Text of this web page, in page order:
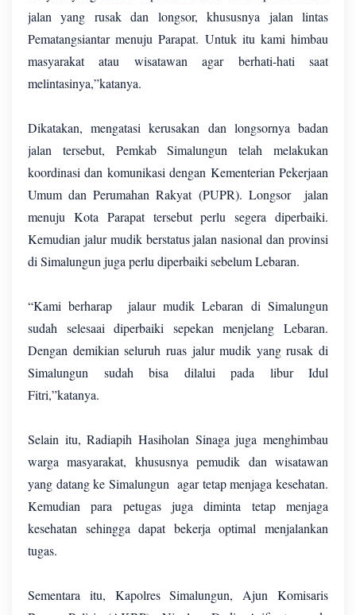
jalan yang rusak dan longsor, khususnya jalan lintas
Pematangsiantar menuju Parapat. Untuk itu kami himbau
masyarakat atau wisatawan agar berhati-hati saat
melintasinya,”katanya.
Dikatakan, mengatasi kerusakan dan longsornya badan
jalan tersebut, Pemkab Simalungun telah melakukan
koordinasi dan komunikasi dengan Kementerian Pekerjaan
Umum dan Perumahan Rakyat (PUPR). Longsor jalan
menuju Kota Parapat tersebut perlu segera diperbaiki.
Kemudian jalur mudik berstatus jalan nasional dan provinsi
di Simalungun juga perlu diperbaiki sebelum Lebaran.
“Kami berharap jalaur mudik Lebaran di Simalungun
sudah selesaai diperbaiki sepekan menjelang Lebaran.
Dengan demikian seluruh ruas jalur mudik yang rusak di
Simalungun sudah bisa dilalui pada libur Idul
Fitri,”katanya.
Selain itu, Radiapih Hasiholan Sinaga juga menghimbau
warga masyarakat, khususnya pemudik dan wisatawan
yang datang ke Simalungun agar tetap menjaga kesehatan.
Kemudian para petugas juga diminta tetap menjaga
kesehatan sehingga dapat bekerja optimal menjalankan
tugas.
Sementara itu, Kapolres Simalungun, Ajun Komisaris